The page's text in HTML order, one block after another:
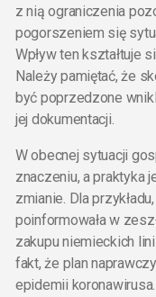
z nią ograniczenia
pogorszeniem się
Wpływ ten kształtuje
Należy pamiętać, że
być poprzedzone
jej dokumentacji.
W obecnej sytuacji
znaczeniu, a praktyka
zmianie. Dla
poinformowała w
zakupu niemieckich
fakt, że plan
epidemii